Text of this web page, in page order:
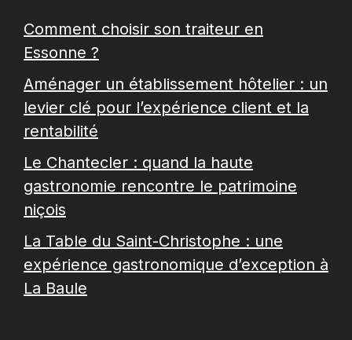
Comment choisir son traiteur en
Essonne ?
Aménager un établissement hôtelier : un
levier clé pour l’expérience client et la
rentabilité
Le Chantecler : quand la haute
gastronomie rencontre le patrimoine
niçois
La Table du Saint-Christophe : une
expérience gastronomique d’exception à
La Baule